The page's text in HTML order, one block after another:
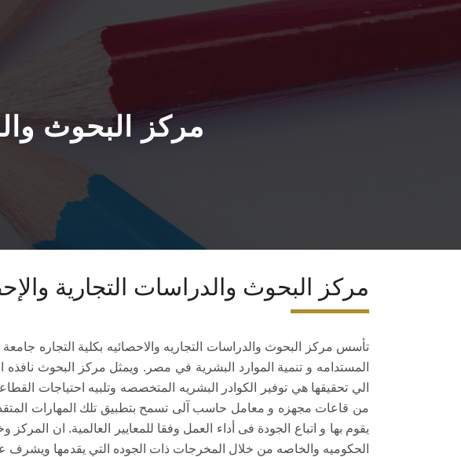
مركز البحوث
مركز البحوث والدراسات التجارية
المستدامه و تنمية الموارد البشرية في مصر. ويمثل مركز البحوث
الي تحقيقها هي توفير الكوادر البشريه المتخصصه وتلبيه احتياجات
من قاعات مجهزه و معامل حاسب آلى تسمح بتطبيق تلك المهارات
يقوم بها و اتباع الجودة فى أداء العمل وفقا للمعايير العالمية. ان
الحكوميه والخاصه من خلال المخرجات ذات الجوده التي يقدمها ويشرف